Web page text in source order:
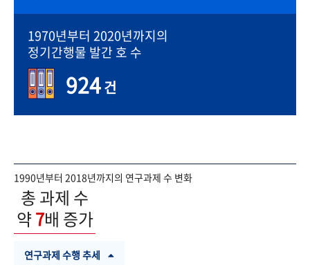
1970년부터 2020년까지의
정기간행물 발간 호 수
924건
1990년부터 2018년까지의 연구과제 수 변화
총 과제 수
약7배 증가
연구과제 수행 추세